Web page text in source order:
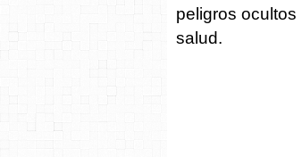
peligros
salud.